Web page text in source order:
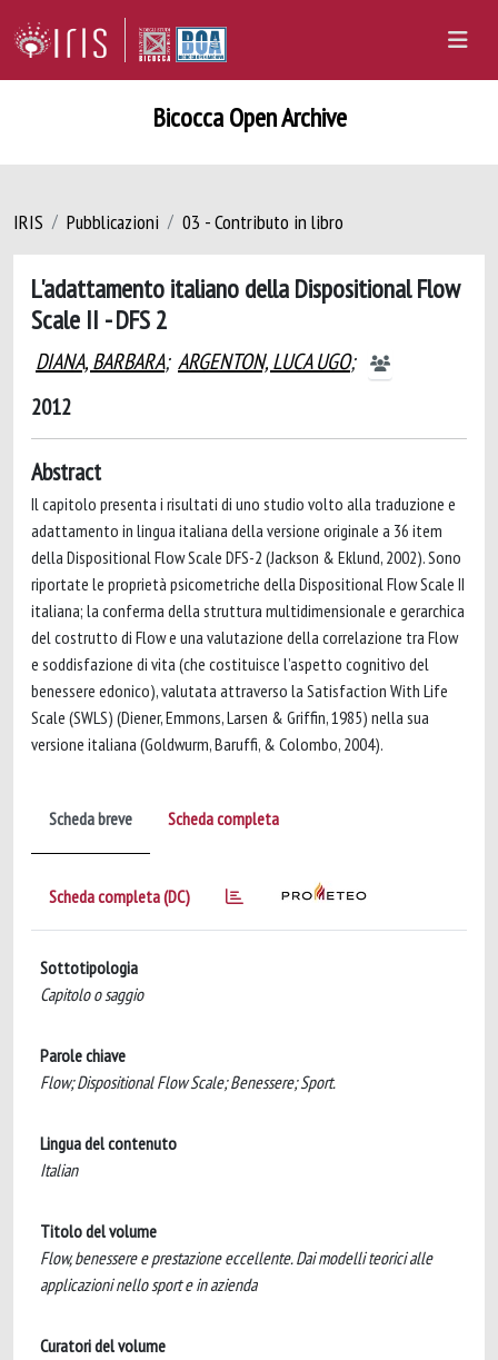
Bicocca Open Archive
IRIS Pubblicazioni 03 - Contributo in libro
L'adattamento italiano della Dispositional Flow
Scale II - DFS 2
DIANA, BARBARA; ARGENTON, LUCA UGO;
2012
Abstract
Il capitolo presenta i risultati di uno studio volto alla traduzione e
adattamento in lingua italiana della versione originale a 36 item
della Dispositional Flow Scale DFS-2 (Jackson & Eklund, 2002). Sono
riportate le proprietà psicometriche della Dispositional Flow Scale II
italiana; la conferma della struttura multidimensionale e gerarchica
del costrutto di Flow e una valutazione della correlazione tra Flow
e soddisfazione di vita (che costituisce l’aspetto cognitivo del
benessere edonico), valutata attraverso la Satisfaction With Life
Scale (SWLS) (Diener, Emmons, Larsen & Griffin, 1985) nella sua
versione italiana (Goldwurm, Baruffi, & Colombo, 2004).
Scheda breve Scheda completa
Scheda completa (DC)
Sottotipologia
Capitolo o saggio
Parole chiave
Flow; Dispositional Flow Scale; Benessere; Sport.
Lingua del contenuto
Italian
Titolo del volume
Flow, benessere e prestazione eccellente. Dai modelli teorici alle
applicazioni nello sport e in azienda
Curatori del volume